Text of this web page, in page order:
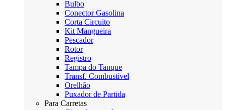
Bulbo
Conector Gasolina
Corta Circuito
Kit Mangueira
Pescador
Rotor
Registro
Tampa do Tanque
Transf. Combustível
Orelhão
Puxador de Partida
Para Carretas